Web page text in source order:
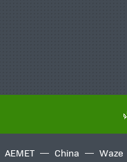
AEMET China Waze